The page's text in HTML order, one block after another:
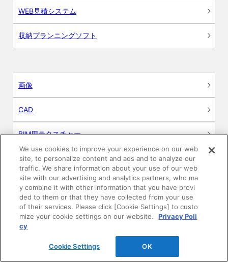
WEB見積システム
収納プランニングソフト
画像
CAD
BIM用テクスチャー
図面（PDF）
申請関係認定書類
施工・取扱説明書
動画
We use cookies to improve your experience on our web
site, to personalize content and ads and to analyze our
traffic. We share information about your use of our web
site with our advertising and analytics partners, who ma
y combine it with other information that you have provi
ded to them or that they have collected from your use
of their services. Please click [Cookie Settings] to custo
mize your cookie settings on our website.
Privacy Poli
cy
Cookie Settings OK